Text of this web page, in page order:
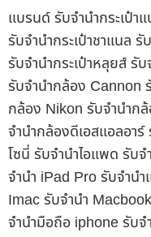
แบรนด์ รับจำนำกระเป๋า
รับจำนำกระเป๋าชาแนล
รับจำนำกระเป๋าหลุยส์ รั
รับจำนำกล้อง Cannon
กล้อง Nikon รับจำนำก
จำนำกล้องดีเอสแอลอา
โซนี่ รับจำนำไอแพด รับ
จำนำ iPad Pro รับจำน
Imac รับจำนำ
จำนำมือถือ iphone รับ